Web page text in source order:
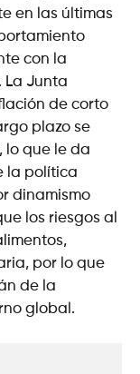
en las últimas
con la
La Junta
de corto
plazo se
lo que le da
la política
dinamismo
los riesgos al
por lo que
de la
global.